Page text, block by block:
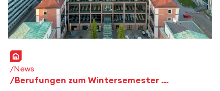
Startseite
News
Berufungen zum Wintersemester 2021/22